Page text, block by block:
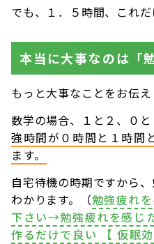
でも、１．５時間、これ
本当に大事なのは「
もっと大事なことをお伝え
数学の場合、１と２、０と
強時間が０時間と１時間
ます。
自宅待機の時期ですから
わかります。（勉強疲れ
下さい→勉強疲れを感じ
作るだけで良い 【 仮眠効